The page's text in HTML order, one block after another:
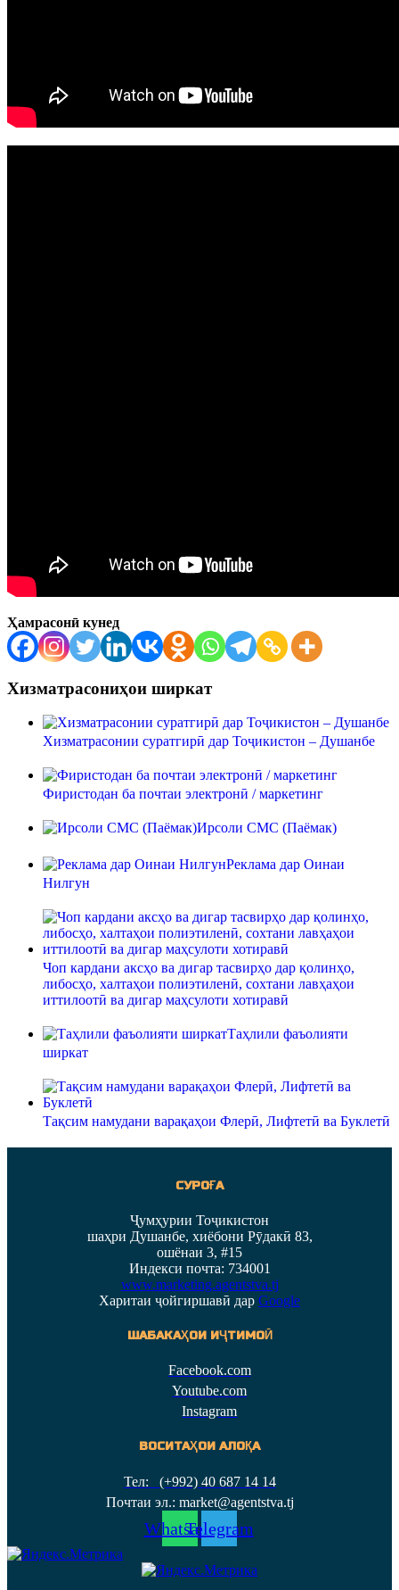
Ҳамрасонӣ кунед
Хизматрасониҳои ширкат
Хизматрасонии суратгирӣ дар Тоҷикистон – Душанбе
Фиристодан ба почтаи электронӣ / маркетинг
Ирсоли СМС (Паёмак)
Реклама дар Оинаи
Нилгун
Чоп кардани аксҳо ва дигар тасвирҳо дар қолинҳо,
либосҳо, халтаҳои полиэтиленӣ, сохтани лавҳаҳои
иттилоотӣ ва дигар маҳсулоти хотиравӣ
Таҳлили фаъолияти
ширкат
Тақсим намудани варақаҳои Флерӣ, Лифтетӣ ва Буклетӣ
СУРОҒА
Ҷумҳурии Тоҷикистон
шаҳри Душанбе, хиёбони Рӯдакӣ 83,
ошёнаи 3, #15
Индекси почта: 734001
www.marketing.agentstva.tj
Харитаи ҷойгиршавӣ дар Google
ШАБАКАҲОИ ИҶТИМОӢ
Facebook.com
Youtube.com
Instagram
ВОСИТАҲОИ АЛОҚА
Тел: (+992) 40 687 14 14
Почтаи эл.: market@agentstva.tj
WhatsappTelegram